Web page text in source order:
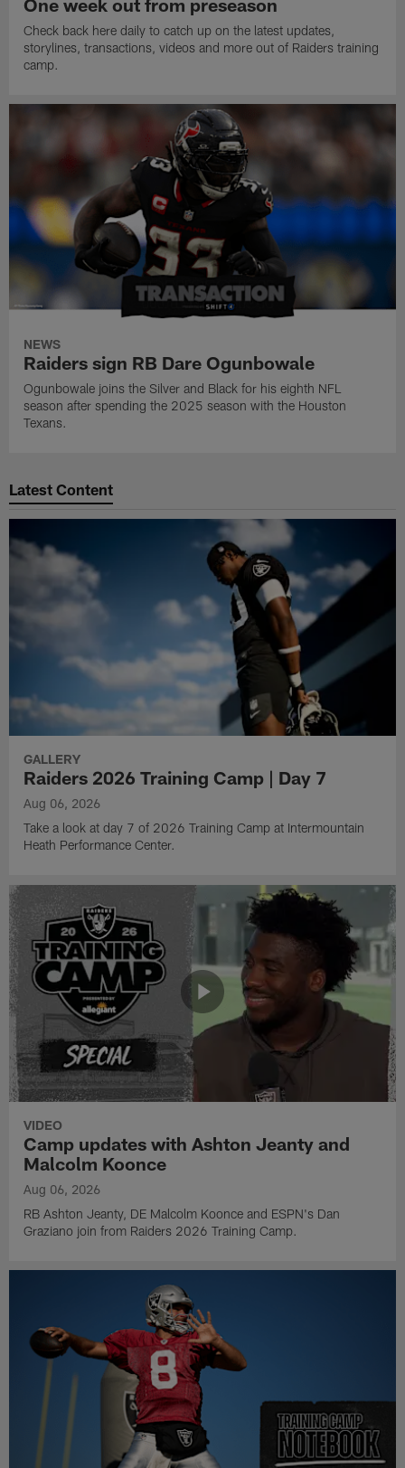
One week out from preseason
Check back here daily to catch up on the latest updates,
storylines, transactions, videos and more out of Raiders training
camp.
NEWS
Raiders sign RB Dare Ogunbowale
Ogunbowale joins the Silver and Black for his eighth NFL
season after spending the 2025 season with the Houston
Texans.
Latest Content
GALLERY
Raiders 2026 Training Camp | Day 7
Aug 06, 2026
Take a look at day 7 of 2026 Training Camp at Intermountain
Heath Performance Center.
VIDEO
Camp updates with Ashton Jeanty and
Malcolm Koonce
Aug 06, 2026
RB Ashton Jeanty, DE Malcolm Koonce and ESPN's Dan
Graziano join from Raiders 2026 Training Camp.